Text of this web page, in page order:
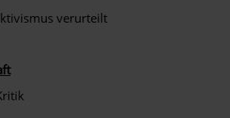
verurteilt